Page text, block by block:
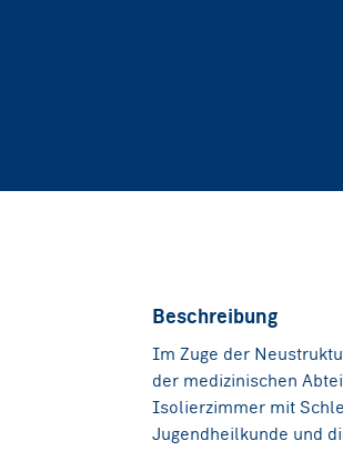
Beschreibung
Im Zuge der
der medizinischen
Isolierzimmer mit
Jugendheilkunde und